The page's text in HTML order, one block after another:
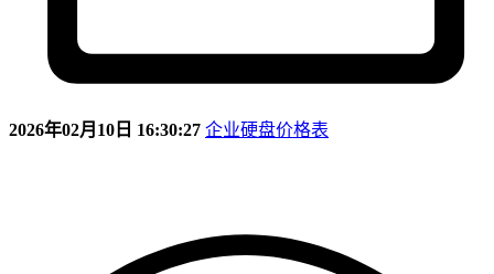
2026年02月10日 16:30:27 企业硬盘价格表